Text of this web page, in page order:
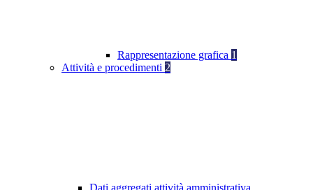
Rappresentazione grafica 1
Attività e procedimenti 2